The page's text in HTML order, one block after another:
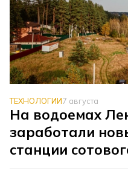
ТЕХНОЛОГИИ7 августа
На водоемах
заработали
станции